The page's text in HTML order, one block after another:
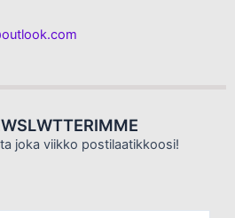
joka viikko postilaatikkoosi!